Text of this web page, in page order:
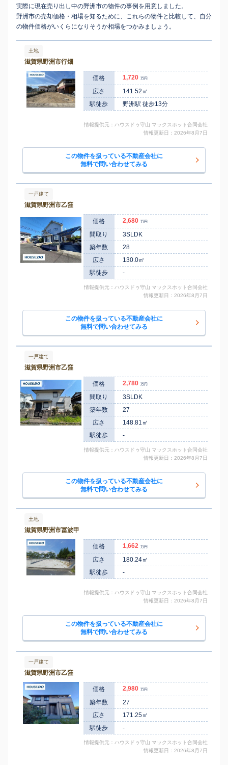
実際に現在売り出し中の野洲市の物件の事例を用意しました。
野洲市の売却価格・相場を知るために、これらの物件と比較して、自分
の物件価格がいくらになりそうか相場をつかみましょう。
土地
滋賀県野洲市行畑
価格 1,720 万円
広さ
141.52㎡
駅徒歩
野洲駅 徒歩13分
情報提供元：ハウスドゥ守山 マックスホット合同会社
情報更新日：2026年8月7日
この物件を扱っている不動産会社に
無料で問い合わせてみる
一戸建て
滋賀県野洲市乙窪
価格 2,680 万円
間取り
3SLDK
築年数
28
広さ
130.0㎡
駅徒歩
-
情報提供元：ハウスドゥ守山 マックスホット合同会社
情報更新日：2026年8月7日
この物件を扱っている不動産会社に
無料で問い合わせてみる
一戸建て
滋賀県野洲市乙窪
価格 2,780 万円
間取り
3SLDK
築年数
27
広さ
148.81㎡
駅徒歩
-
情報提供元：ハウスドゥ守山 マックスホット合同会社
情報更新日：2026年8月7日
この物件を扱っている不動産会社に
無料で問い合わせてみる
土地
滋賀県野洲市冨波甲
価格 1,662 万円
広さ
180.24㎡
駅徒歩
-
情報提供元：ハウスドゥ守山 マックスホット合同会社
情報更新日：2026年8月7日
この物件を扱っている不動産会社に
無料で問い合わせてみる
一戸建て
滋賀県野洲市乙窪
価格 2,980 万円
築年数
27
広さ
171.25㎡
駅徒歩
-
情報提供元：ハウスドゥ守山 マックスホット合同会社
情報更新日：2026年8月7日